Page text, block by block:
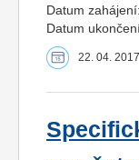
Datum
Datum
22. 04. 2017